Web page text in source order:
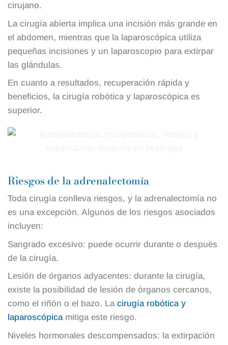
cirujano.
La cirugía abierta implica una incisión más grande en
el abdomen, mientras que la laparoscópica utiliza
pequeñas incisiones y un laparoscopio para extirpar
las glándulas.
En cuanto a resultados, recuperación rápida y
beneficios, la cirugía robótica y laparoscópica es
superior.
Riesgos de la adrenalectomía
Toda cirugía conlleva riesgos, y la adrenalectomía no
es una excepción. Algunos de los riesgos asociados
incluyen:
Sangrado excesivo: puede ocurrir durante o después
de la cirugía.
Lesión de órganos adyacentes: durante la cirugía,
existe la posibilidad de lesión de órganos cercanos,
como el riñón o el bazo. La cirugía robótica y
laparoscópicamitiga este riesgo.
Niveles hormonales descompensados: la extirpación